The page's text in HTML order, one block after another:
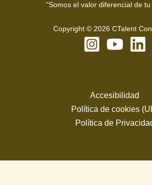
"Somos el valordiferencial de tu
Copyright © 2026 CTalent
Accesibilidad
Política de cookies
Política de